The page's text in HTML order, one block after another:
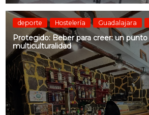
deporte Hostelería Guadalajara
Protegido: Beber para creer: un
multiculturalidad